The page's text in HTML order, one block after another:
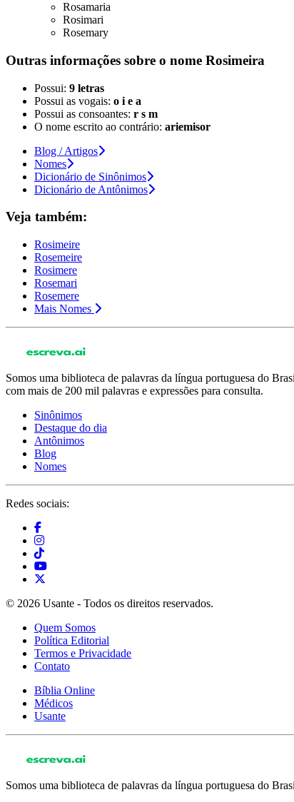
Rosamaria
Rosimari
Rosemary
Outras informações sobre o nome Rosimeira
Possui: 9 letras
Possui as vogais: o i e a
Possui as consoantes: r s m
O nome escrito ao contrário: ariemisor
Blog / Artigos
Nomes
Dicionário de Sinônimos
Dicionário de Antônimos
Veja também:
Rosimeire
Rosemeire
Rosimere
Rosemari
Rosemere
Mais Nomes
Somos uma biblioteca de palavras da língua portuguesa do
com mais de 200 mil palavras e expressões para consulta.
Sinônimos
Destaque do dia
Antônimos
Blog
Nomes
Redes sociais:
© 2026 Usante - Todos os direitos reservados.
Quem Somos
Política Editorial
Termos e Privacidade
Contato
Bíblia Online
Médicos
Usante
Somos uma biblioteca de palavras da língua portuguesa do